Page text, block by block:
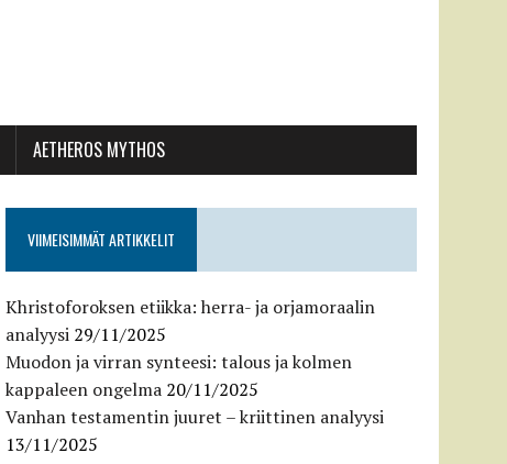
AETHEROS MYTHOS
VIIMEISIMMÄT ARTIKKELIT
Khristoforoksen etiikka: herra- ja orjamoraalin
analyysi 29/11/2025
Muodon ja virran synteesi: talous ja kolmen
kappaleen ongelma 20/11/2025
Vanhan testamentin juuret – kriittinen analyysi
13/11/2025